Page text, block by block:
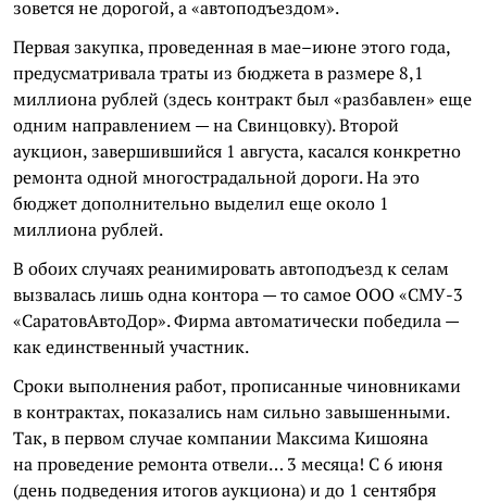
зовется не дорогой, а «автоподъездом».
Первая закупка, проведенная в мае–июне этого года,
предусматривала траты из бюджета в размере 8,1
миллиона рублей (здесь контракт был «разбавлен» еще
одним направлением — на Свинцовку). Второй
аукцион, завершившийся 1 августа, касался конкретно
ремонта одной многострадальной дороги. На это
бюджет дополнительно выделил еще около 1
миллиона рублей.
В обоих случаях реанимироватьавтоподъездк селам
вызвалась лишь одна контора — то самое ООО «СМУ-3
«СаратовАвтоДор». Фирма автоматически победила —
как единственный участник.
Сроки выполнения работ, прописанные чиновниками
в контрактах, показались нам сильно завышенными.
Так, в первом случае компании МаксимаКишояна
на проведение ремонта отвели… 3 месяца! С 6 июня
(день подведения итогов аукциона) и до 1 сентября